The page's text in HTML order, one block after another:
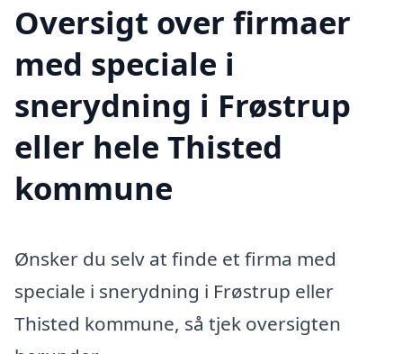
Oversigt over firmaer
med speciale i
snerydning i Frøstrup
eller hele Thisted
kommune
Ønsker du selv at finde et firma med
speciale i snerydning i Frøstrup eller
Thisted kommune, så tjek oversigten